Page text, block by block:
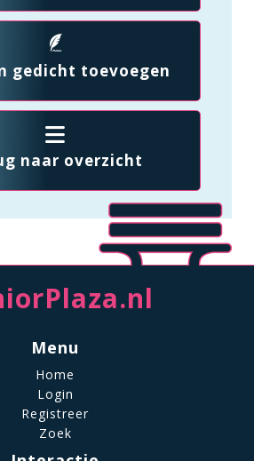
gedicht toevoegen
naar overzicht
Menu
Home
Login
Registreer
Zoek